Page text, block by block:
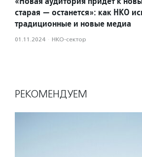
старая — останется»: как НКО
традиционные и новые медиа
01.11.2024 · НКО-сектор
РЕКОМЕНДУЕМ